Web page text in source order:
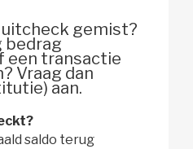
uitcheck gemist?
bedrag
een transactie
Vraag dan
aan.
saldo terug